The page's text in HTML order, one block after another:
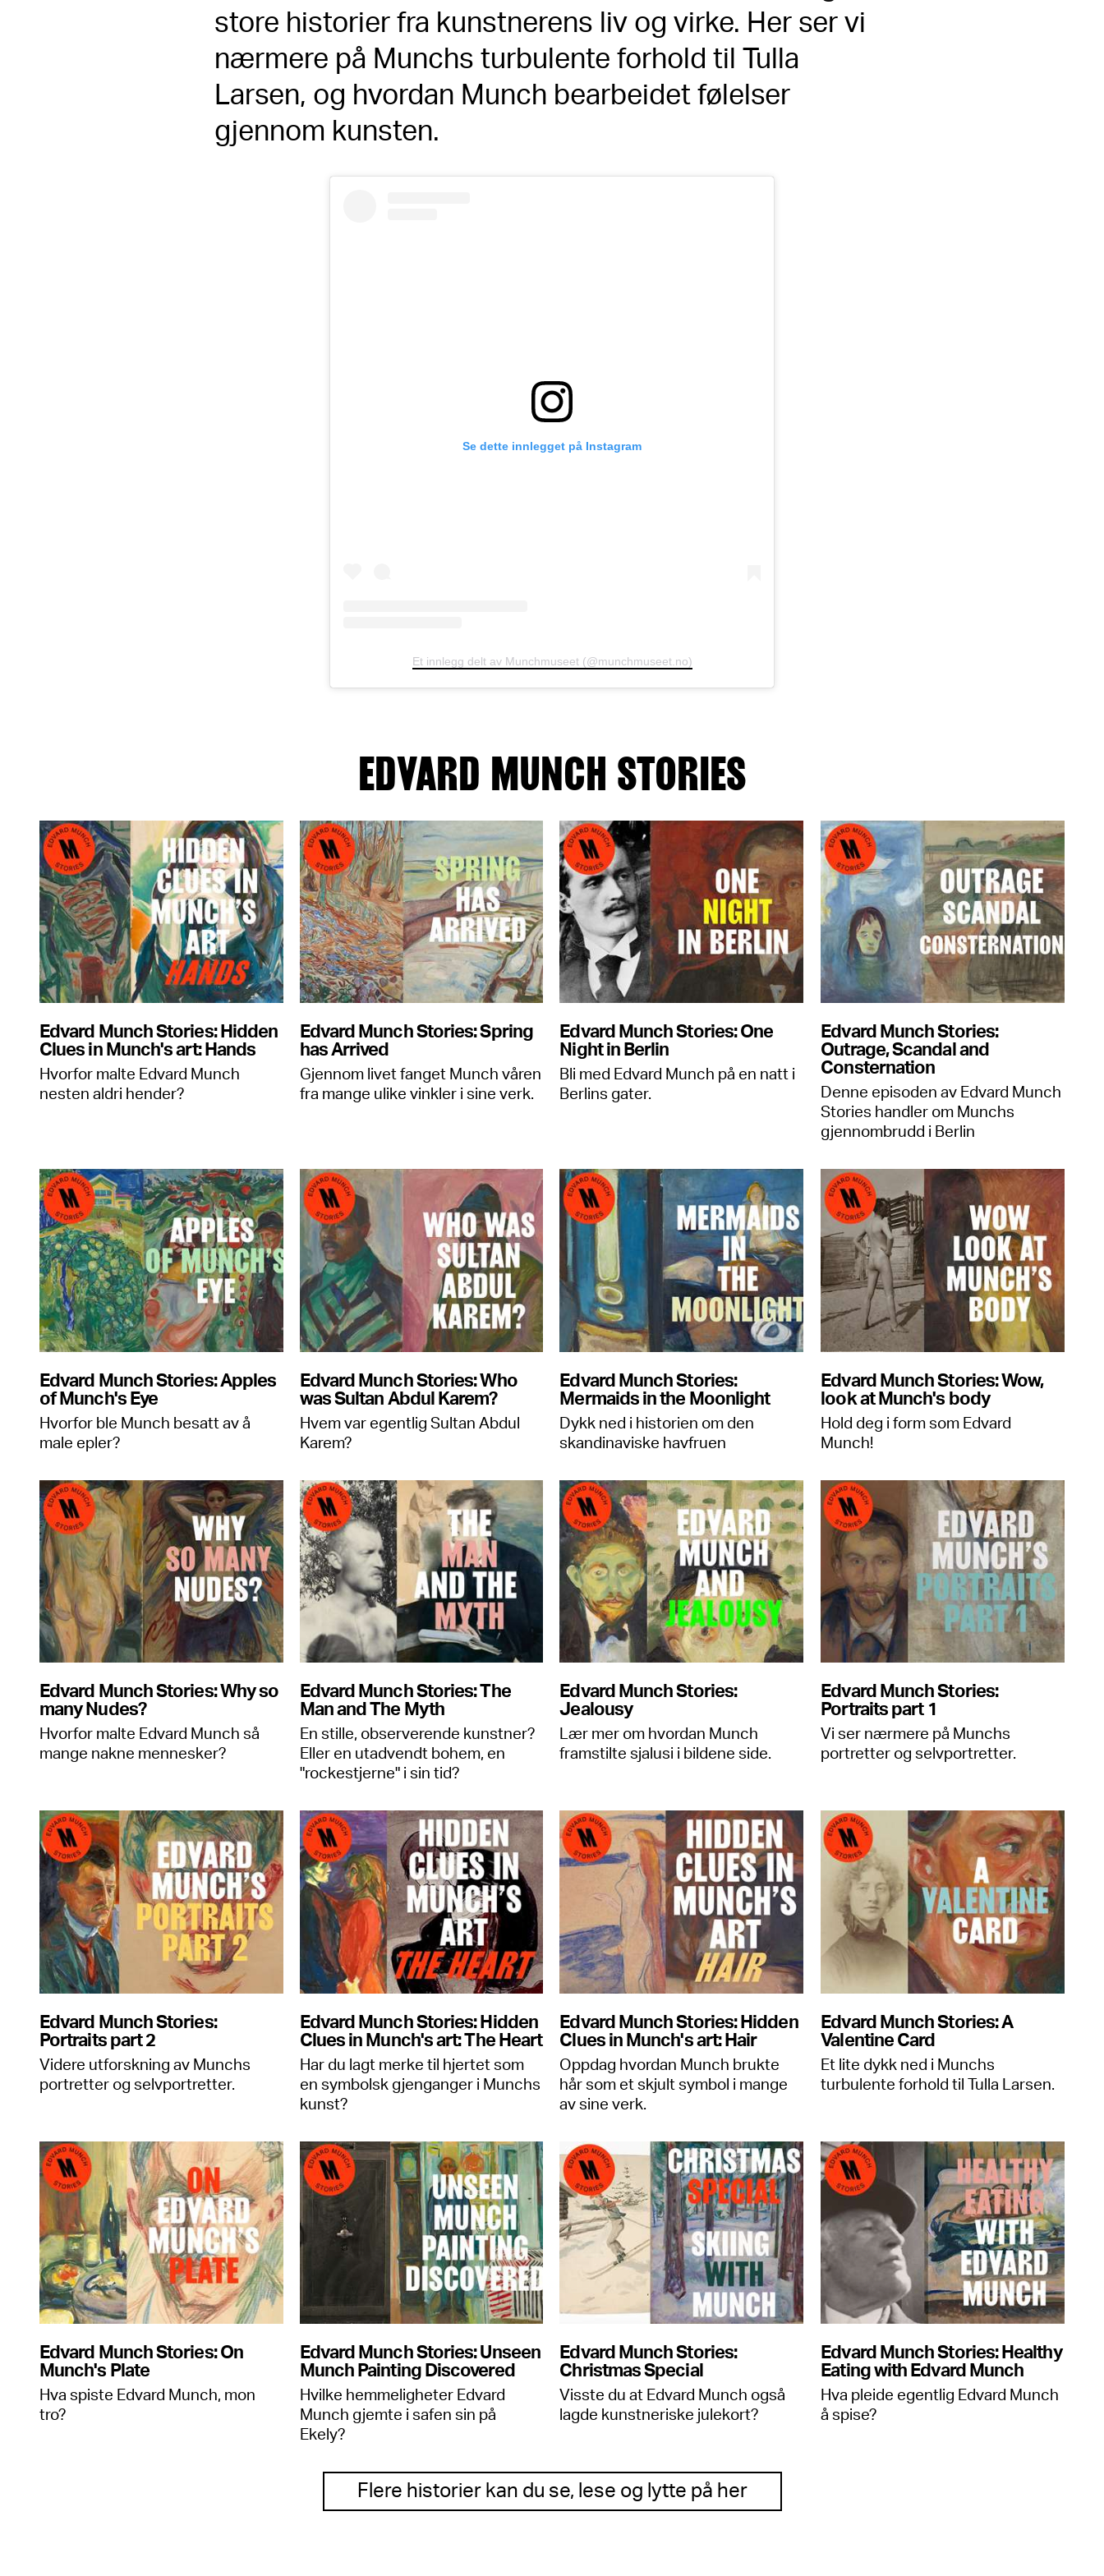
store historier fra kunstnerens liv og virke. Her ser vi
nærmere på Munchs turbulente forhold til Tulla
Larsen, og hvordan Munch bearbeidet følelser
gjennom kunsten.
Se dette innlegget på Instagram
Et innlegg delt av Munchmuseet (@munchmuseet.no)
EDVARD MUNCH STORIES
Edvard Munch Stories: Hidden
Clues in Munch's art: Hands
Hvorfor malte Edvard Munch
nesten aldri hender?
Edvard Munch Stories: Spring
has Arrived
Gjennom livet fanget Munch våren
fra mange ulike vinkler i sine verk.
Edvard Munch Stories: One
Night in Berlin
Bli med Edvard Munch på en natt i
Berlins gater.
Edvard Munch Stories:
Outrage, Scandal and
Consternation
Denne episoden av Edvard Munch
Stories handler om Munchs
gjennombrudd i Berlin
Edvard Munch Stories: Apples
of Munch's Eye
Hvorfor ble Munch besatt av å
male epler?
Edvard Munch Stories: Who
was Sultan Abdul Karem?
Hvem var egentlig Sultan Abdul
Karem?
Edvard Munch Stories:
Mermaids in the Moonlight
Dykk ned i historien om den
skandinaviske havfruen
Edvard Munch Stories: Wow,
look at Munch's body
Hold deg i form som Edvard
Munch⁠!
Edvard Munch Stories: Why so
many Nudes?
Hvorfor malte Edvard Munch så
mange nakne mennesker?
Edvard Munch Stories: The
Man and The Myth
En stille, observerende kunstner?
Eller en utadvendt bohem, en
"rockestjerne" i sin tid?
Edvard Munch Stories:
Jealousy
Lær mer om hvordan Munch
framstilte sjalusi i bildene side.
Edvard Munch Stories:
Portraits part 1
Vi ser nærmere på Munchs
portretter og selvportretter.
Edvard Munch Stories:
Portraits part 2
Videre utforskning av Munchs
portretter og selvportretter.
Edvard Munch Stories: Hidden
Clues in Munch's art: The Heart
Har du lagt merke til hjertet som
en symbolsk gjenganger i Munchs
kunst?
Edvard Munch Stories: Hidden
Clues in Munch's art: Hair
Oppdag hvordan Munch brukte
hår som et skjult symbol i mange
av sine verk.
Edvard Munch Stories: A
Valentine Card
Et lite dykk ned i Munchs
turbulente forhold til Tulla Larsen.
Edvard Munch Stories: On
Munch's Plate
Hva spiste Edvard Munch, mon
tro?
Edvard Munch Stories: Unseen
Munch Painting Discovered
Hvilke hemmeligheter Edvard
Munch gjemte i safen sin på
Ekely?
Edvard Munch Stories:
Christmas Special
Visste du at Edvard Munch også
lagde kunstneriske julekort?
Edvard Munch Stories: Healthy
Eating with Edvard Munch
Hva pleide egentlig Edvard Munch
å spise?
Flere historier kan du se, lese og lytte på her